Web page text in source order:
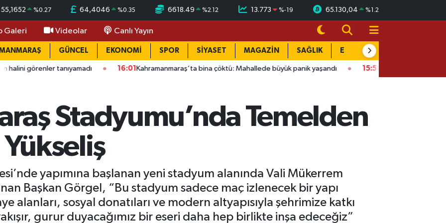
55,1652 %0.27 64,4046 %0.35 6618.49 %2.12 13.773 %-19 65.130,04 %1.2
Galeri Videolar Canlı Yayın
GÜNCEL EKONOMİ SPOR SİYASET MAGAZİN SAĞLIK EĞİTİM
16:01Kahramanmaraş’ta bina çöktü: Mahallede büyük panik yaşandı 15:58Bağlarbaşı Mahallesi'nde 101. buluşma:
Stadyumu’nda Temelden
Yükseliş
yapımına başlanan yeni stadyum alanında Vali Mükerrem
Başkan Görgel, “Bu stadyum sadece maç izlenecek bir yapı
alanları, sosyal donatıları ve modern altyapısıyla şehrimize katkı
gurur duyacağımız bir eseri daha hep birlikte inşa edeceğiz”